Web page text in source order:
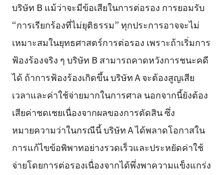
บริษัท B แม้ว่าจะมีข้อเสียในการต่อรอง การยอมรับ
“การเรียกร้องที่ไม่ยุติธรรม” ทุกประการอาจจะไม่
เหมาะสมในยุทธศาสตร์การต่อรอง เพราะถ้าเริ่มการ
ฟ้องร้องจริง ๆ บริษัท B สามารถคาดหวังการชนะคดี
ได้ ถ้าการฟ้องร้องเกิดขึ้น บริษัท A จะต้องสูญเสีย
เวลาและค่าใช้จ่ายมากในการศาล นอกจากนี้ยังต้อง
เสียค่าชดเชยเนื่องจากผลของการตัดสิน ซึ่ง
หมายความว่าในกรณีนี้ บริษัท A ได้พลาดโอกาสใน
การแก้ไขข้อพิพาทอย่างรวดเร็วและประหยัดค่าใช้
จ่ายโดยการต่อรองเนื่องจากได้พึ่งพาความแข็งแกร่ง